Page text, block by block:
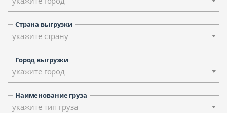
Страна выгрузки
укажите страну
Город выгрузки
укажите город
Наименование груза
укажите тип груза